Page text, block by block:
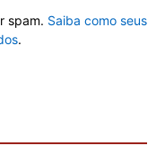
spam. Saiba como seus
.